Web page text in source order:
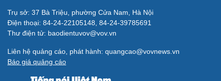
Cải chính
Trụ sở: 37 Bà Triệu, phường Cửa Nam, Hà Nội
Điện thoại: 84-24-22105148, 84-24-39785691
Thư điện tử: baodientuvov@vov.vn
Liên hệ quảng cáo, phát hành: quangcao@vovnews.vn
Báo giá quảng cáo